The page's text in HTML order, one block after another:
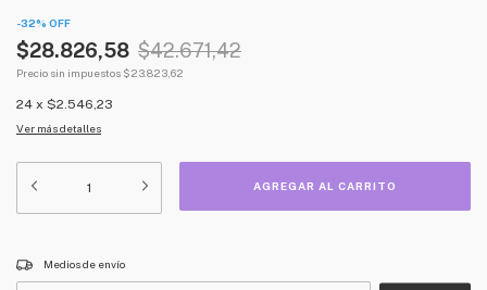
-32% OFF
$28.826,58 $42.671,42
Precio sin impuestos $23.823,62
24 x $2.546,23
Ver más detalles
Entregas para el CP:
Medios de envío